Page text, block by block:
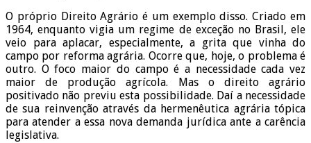
O próprio Direito Agrário é um exemplo disso. Criado em
1964, enquanto vigia um regime de exceção no Brasil, ele
veio para aplacar, especialmente, a grita que vinha do
campo por reforma agrária. Ocorre que, hoje, o problema é
outro. O foco maior do campo é a necessidade cada vez
maior de produção agrícola. Mas o direito agrário
positivado não previu esta possibilidade. Daí a necessidade
de sua reinvenção através da hermenêutica agrária tópica
para atender a essa nova demanda jurídica ante a carência
legislativa.